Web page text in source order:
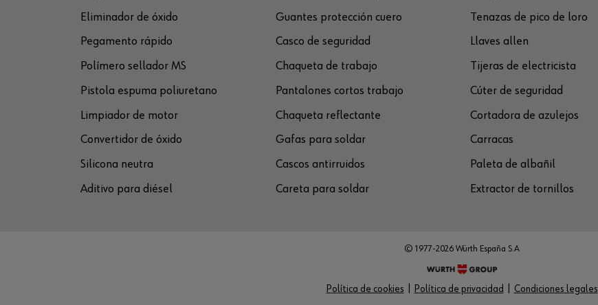
Eliminador de óxido
Pegamento rápido
Polímero sellador MS
Pistola espuma poliuretano
Limpiador de motor
Convertidor de óxido
Silicona neutra
Aditivo para diésel
Guantes protección cuero
Casco de seguridad
Chaqueta de trabajo
Pantalones cortos trabajo
Chaqueta reflectante
Gafas para soldar
Cascos antirruidos
Careta para soldar
Tenazas de pico de loro
Llaves allen
Tijeras de electricista
Cúter de seguridad
Cortadora de azulejos
Carracas
Paleta de albañil
Extractor de tornillos
Política de cookies Política de privacidad Condiciones legales
© 1977-2026 Würth España S.A